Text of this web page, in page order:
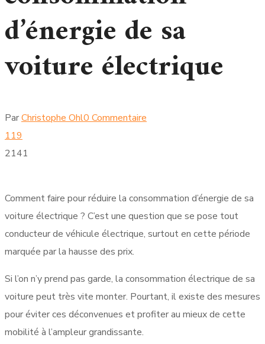
d’énergie de sa
voiture électrique
ParChristophe Ohl0 Commentaire
119
2141
Comment faire pour réduire la consommation d’énergie de sa
voiture électrique ? C’est une question que se pose tout
conducteur de véhicule électrique, surtout en cette période
marquée par la hausse des prix.
Si l’on n’y prend pas garde, la consommation électrique de sa
voiture peut très vite monter. Pourtant, il existe des mesures
pour éviter ces déconvenues et profiter au mieux de cette
mobilité à l’ampleur grandissante.